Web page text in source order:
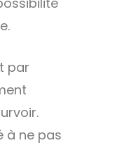
par
à ne pas